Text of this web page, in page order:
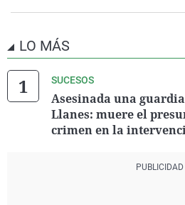
LO MÁS
SUCESOS
Asesinada una
Llanes: muere el
crimen en la